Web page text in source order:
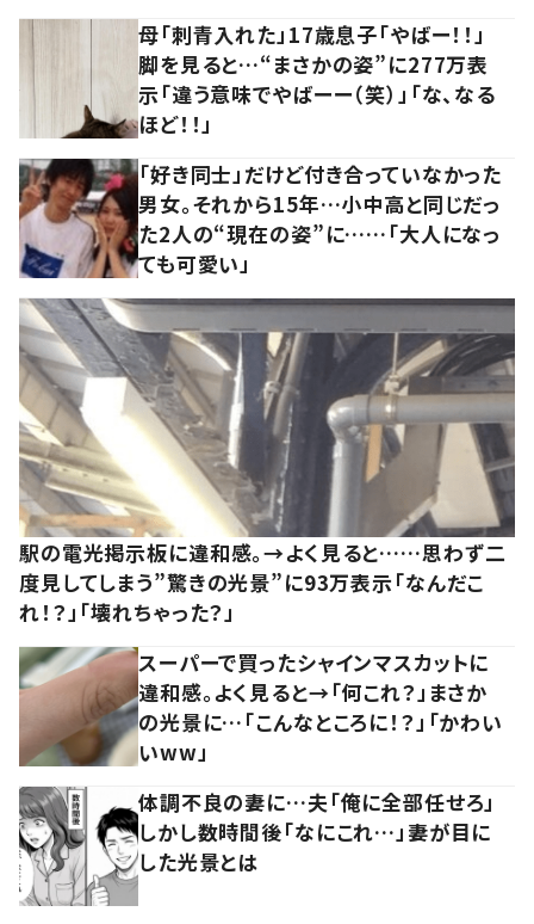
母「刺青入れた」17歳息子「やばー！！」
脚を見ると…“まさかの姿”に277万表
示「違う意味でやばーー（笑）」「な、なる
ほど！！」
「好き同士」だけど付き合っていなかった
男女。それから15年…小中高と同じだっ
た2人の“現在の姿”に……「大人になっ
ても可愛い」
駅の電光掲示板に違和感。→よく見ると……思わず二
度見してしまう”驚きの光景”に93万表示「なんだこ
れ！？」「壊れちゃった？」
スーパーで買ったシャインマスカットに
違和感。よく見ると→「何これ？」まさか
の光景に…「こんなところに！？」「かわい
いww」
体調不良の妻に…夫「俺に全部任せろ」
しかし数時間後「なにこれ…」妻が目に
した光景とは